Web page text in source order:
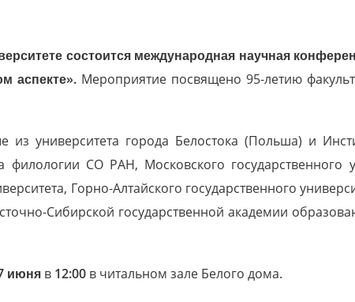
состоится международная научная
аспекте». Мероприятие посвящено 95-летию
университета города Белостока (Польша) и
филологии СО РАН, Московского государственного
Горно-Алтайского государственного
Сибирской государственной академии
июня в 12:00 в читальном зале Белого дома.